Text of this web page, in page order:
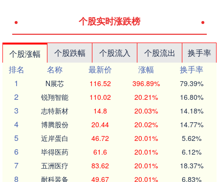
个股实时涨跌榜
个股涨幅 个股跌幅 个股流入 个股流出
换手率
排名
名称 最新价 涨幅
换手率
1
N展芯 116.52 396.89% 79.39%
2 锐翔智能 110.02 20.21% 16.80%
3 志特新材 14.8 20.03% 14.18%
4 博腾股份 20.44 20.02% 14.77%
5 近岸蛋白 46.72 20.01% 5.62%
6 毕得医药 61.6 20.01% 6.12%
7 五洲医疗 83.62 20.01% 18.37%
8 耐科装备 49.67 20.01% 6.83%